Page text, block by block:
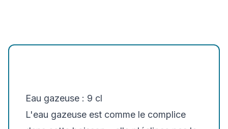
Eau gazeuse : 9 cl
L'eau gazeuse est comme le complice